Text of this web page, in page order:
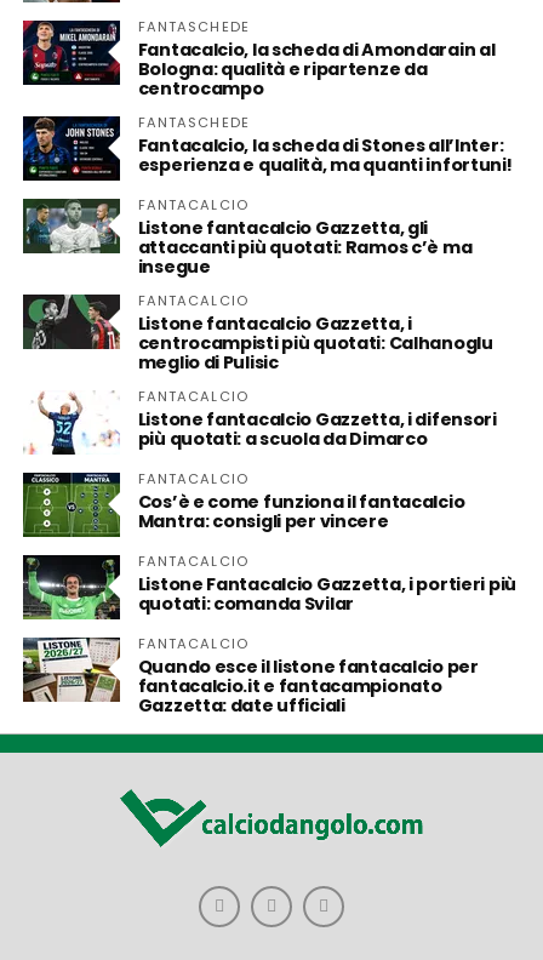
FANTASCHEDE
Fantacalcio, la scheda di Amondarain al
Bologna: qualità e ripartenze da
centrocampo
FANTASCHEDE
Fantacalcio, la scheda di Stones all’Inter:
esperienza e qualità, ma quanti infortuni!
FANTACALCIO
Listone fantacalcio Gazzetta, gli
attaccanti più quotati: Ramos c’è ma
insegue
FANTACALCIO
Listone fantacalcio Gazzetta, i
centrocampisti più quotati: Calhanoglu
meglio di Pulisic
FANTACALCIO
Listone fantacalcio Gazzetta, i difensori
più quotati: a scuola da Dimarco
FANTACALCIO
Cos’è e come funziona il fantacalcio
Mantra: consigli per vincere
FANTACALCIO
Listone Fantacalcio Gazzetta, i portieri più
quotati: comanda Svilar
FANTACALCIO
Quando esce il listone fantacalcio per
fantacalcio.it e fantacampionato
Gazzetta: date ufficiali